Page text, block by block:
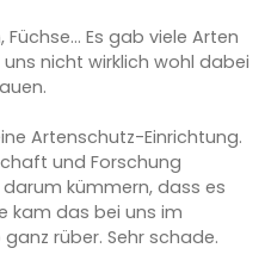
Es gab viele Arten
nicht wirklich wohl dabei
Artenschutz-Einrichtung.
und Forschung
kümmern, dass es
kam das bei uns im
rüber. Sehr schade.